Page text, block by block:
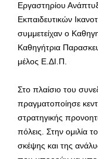
Εργαστηρίου
Εκπαιδευτικών
συμμετείχαν ο
Καθηγήτρια
μέλος Ε.ΔΙ.Π.
Στο πλαίσιο του
πραγματοποίησε
στρατηγικής
πόλεις. Στην ομιλία
σκέψης και της